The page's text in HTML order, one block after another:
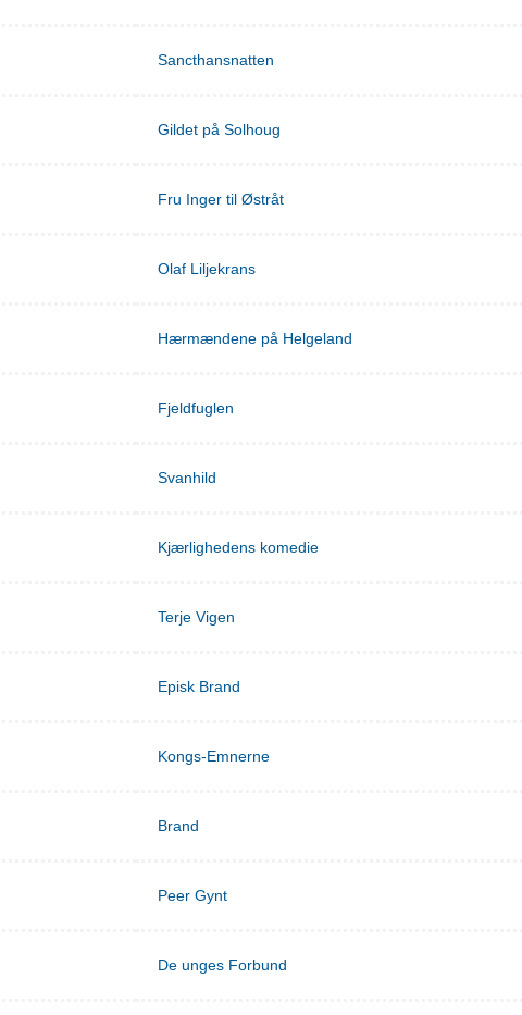
Sancthansnatten
Gildet på Solhoug
Fru Inger til Østråt
Olaf Liljekrans
Hærmændene på Helgeland
Fjeldfuglen
Svanhild
Kjærlighedens komedie
Terje Vigen
Episk Brand
Kongs-Emnerne
Brand
Peer Gynt
De unges Forbund